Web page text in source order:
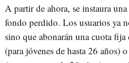
A partir de ahora, se instaura
fondo perdido. Los usuarios ya
sino que abonarán una cuota fija
(para jóvenes de hasta 26 años)